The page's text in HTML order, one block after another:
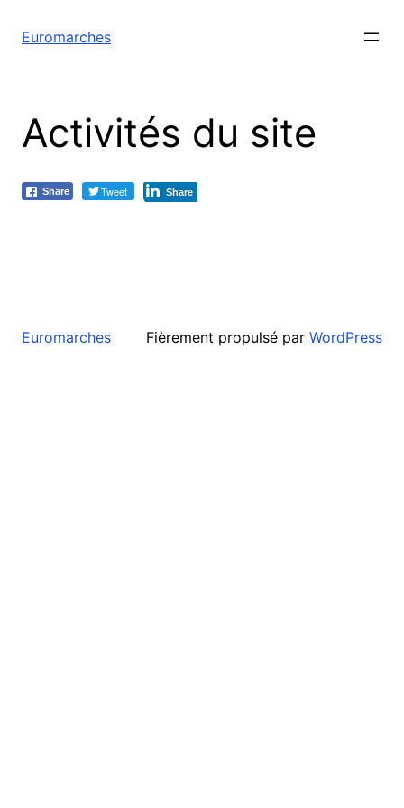
Euromarches
Activités du site
Share Tweet Share
Euromarches Fièrement propulsé par WordPress